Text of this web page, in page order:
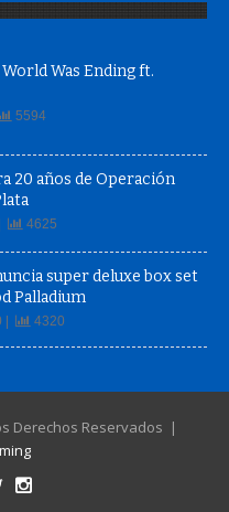
World Was Ending ft.
5594
20 años de Operación
4625
super deluxe box set
Palladium
| 4320
Derechos Reservados |